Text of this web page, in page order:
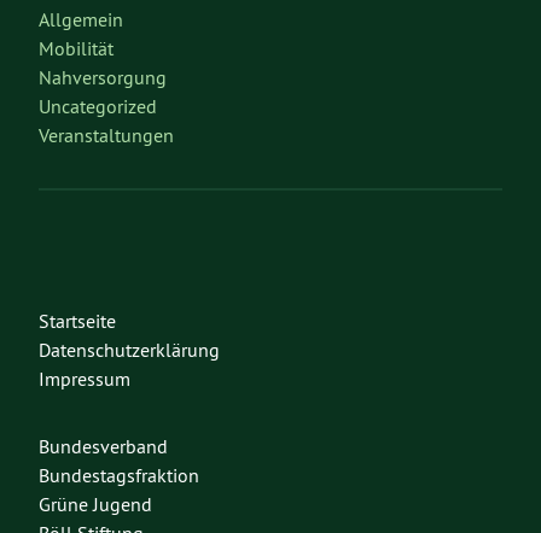
Allgemein
Mobilität
Nahversorgung
Uncategorized
Veranstaltungen
Startseite
Datenschutzerklärung
Impressum
Bundesverband
Bundestagsfraktion
Grüne Jugend